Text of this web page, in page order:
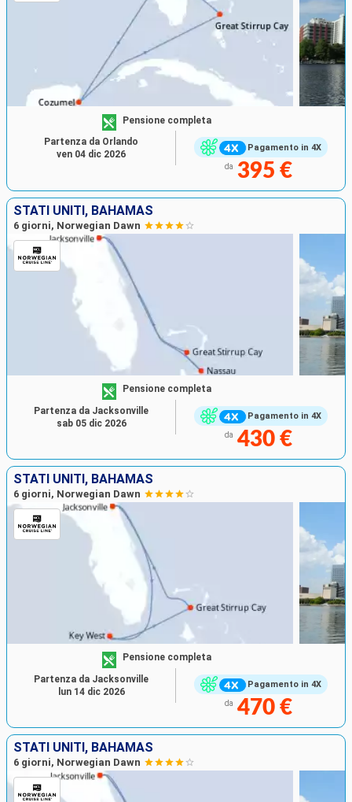
Pagamento in 4X
Pensione completa
da 395 €
Partenza da Orlando
ven 04 dic 2026
STATI UNITI, BAHAMAS
6 giorni, Norwegian Dawn
Pagamento in 4X
Pensione completa
da 430 €
Partenza da Jacksonville
sab 05 dic 2026
STATI UNITI, BAHAMAS
6 giorni, Norwegian Dawn
Pagamento in 4X
Pensione completa
da 470 €
Partenza da Jacksonville
lun 14 dic 2026
STATI UNITI, BAHAMAS
6 giorni, Norwegian Dawn